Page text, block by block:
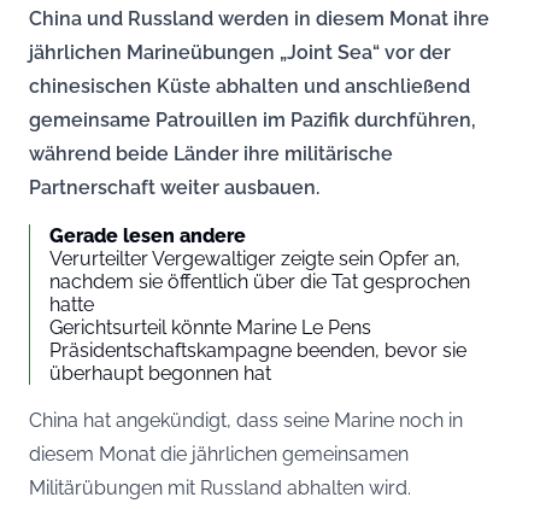
China und Russland werden in diesem Monat ihre
jährlichen Marineübungen „Joint Sea“ vor der
chinesischen Küste abhalten und anschließend
gemeinsame Patrouillen im Pazifik durchführen,
während beide Länder ihre militärische
Partnerschaft weiter ausbauen.
Gerade lesen andere
Verurteilter Vergewaltiger zeigte sein Opfer an,
nachdem sie öffentlich über die Tat gesprochen
hatte
Gerichtsurteil könnte Marine Le Pens
Präsidentschaftskampagne beenden, bevor sie
überhaupt begonnen hat
China hat angekündigt, dass seine Marine noch in
diesem Monat die jährlichen gemeinsamen
Militärübungen mit Russland abhalten wird.